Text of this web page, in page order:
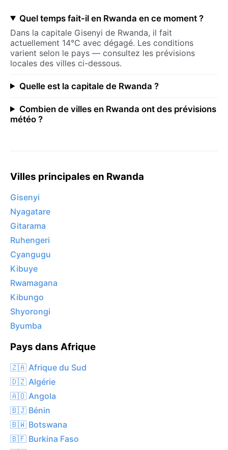
Quel temps fait-il en Rwanda en ce moment ?
Dans la capitale Gisenyi de Rwanda, il fait
actuellement 14°C avec dégagé. Les conditions
varient selon le pays — consultez les prévisions
locales des villes ci-dessous.
Quelle est la capitale de Rwanda ?
Combien de villes en Rwanda ont des prévisions
météo ?
Villes principales en Rwanda
Gisenyi
Nyagatare
Gitarama
Ruhengeri
Cyangugu
Kibuye
Rwamagana
Kibungo
Shyorongi
Byumba
Pays dans Afrique
🇿🇦 Afrique du Sud
🇩🇿 Algérie
🇦🇴 Angola
🇧🇯 Bénin
🇧🇼 Botswana
🇧🇫 Burkina Faso